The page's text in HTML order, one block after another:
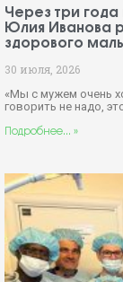
Через три
Юлия Иванова
здорового
30 июля, 2026
«Мы с мужем очень
говорить не надо,
Подробнее... »